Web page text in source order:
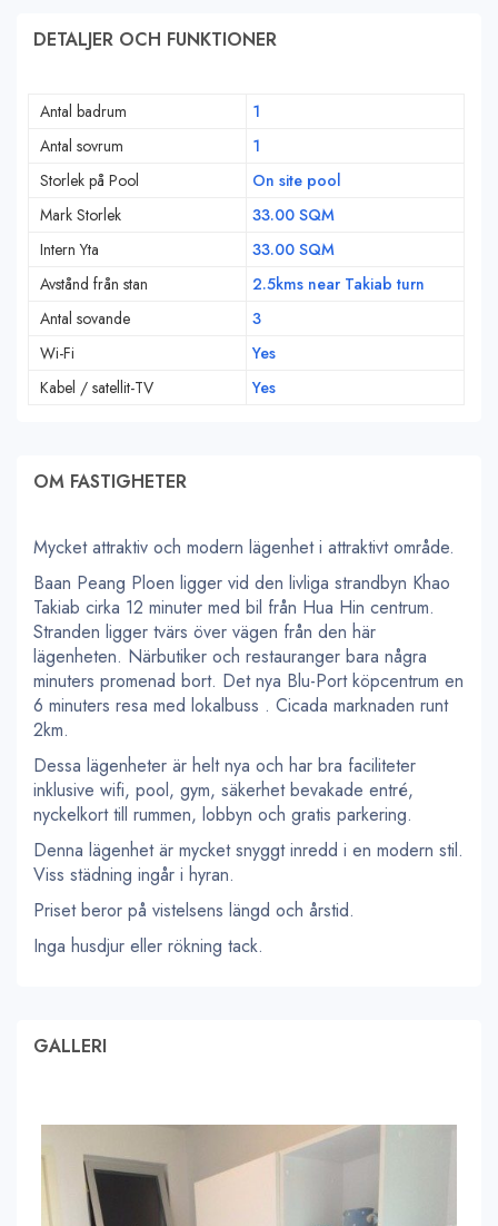
DETALJER OCH FUNKTIONER
Antal badrum
1
Antal sovrum
1
Storlek på Pool
On site pool
Mark Storlek
33.00 SQM
Intern Yta
33.00 SQM
Avstånd från stan
2.5kms near Takiab turn
Antal sovande
3
Wi-Fi
Yes
Kabel / satellit-TV
Yes
OM FASTIGHETER
Mycket attraktiv och modern lägenhet i attraktivt område.
Baan Peang Ploen ligger vid den livliga strandbyn Khao
Takiab cirka 12 minuter med bil från Hua Hin centrum.
Stranden ligger tvärs över vägen från den här
lägenheten. Närbutiker och restauranger bara några
minuters promenad bort. Det nya Blu-Port köpcentrum en
6 minuters resa med lokalbuss . Cicada marknaden runt
2km.
Dessa lägenheter är helt nya och har bra faciliteter
inklusive wifi, pool, gym, säkerhet bevakade entré,
nyckelkort till rummen, lobbyn och gratis parkering.
Denna lägenhet är mycket snyggt inredd i en modern stil.
Viss städning ingår i hyran.
Priset beror på vistelsens längd och årstid.
Inga husdjur eller rökning tack.
GALLERI